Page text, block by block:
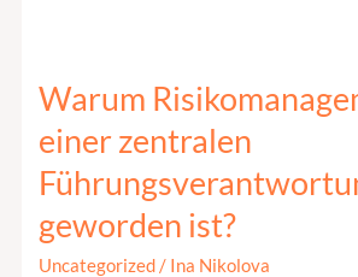
Warum
einer zentralen
geworden ist?
Uncategorized/ Ina Nikolova
Warum
Risikomanagement
zu
einer
zentralen
Führungsverantwortung